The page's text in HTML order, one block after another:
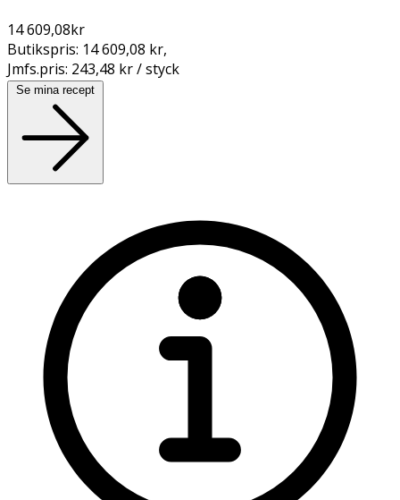
14 609,08kr
Butikspris: 14 609,08 kr,
Jmfs.pris: 243,48 kr / styck
Se mina recept